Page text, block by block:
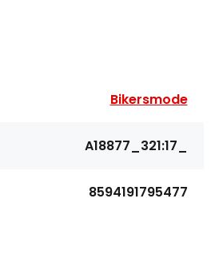
Bikersmode
A18877_321:17_
8594191795477